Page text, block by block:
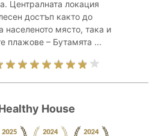
Централната локация
достъп както до
населеното място, така и
плажове – Бутамята ...
House